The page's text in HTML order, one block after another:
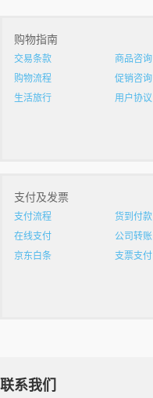
购物指南
交易条款
商品咨询
购物流程
促销咨询
生活旅行
用户协议
支付及发票
支付流程
货到付款
在线支付
公司转账
京东白条
支票支付
联系我们